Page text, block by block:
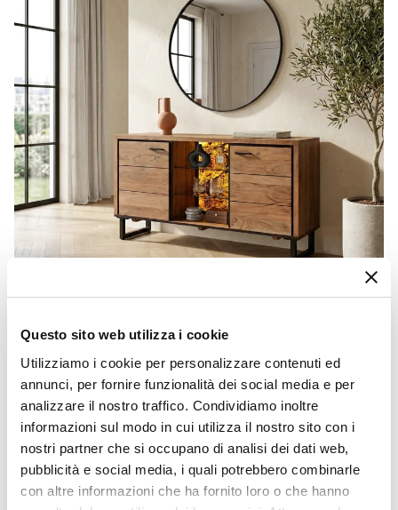
Questo sito web utilizza i cookie
Utilizziamo i cookie per personalizzare contenuti ed
annunci, per fornire funzionalità dei social media e per
analizzare il nostro traffico. Condividiamo inoltre
informazioni sul modo in cui utilizza il nostro sito con i
nostri partner che si occupano di analisi dei dati web,
pubblicità e social media, i quali potrebbero combinarle
con altre informazioni che ha fornito loro o che hanno
CODICE:FR-M4L
Madia 145x77h cm in legno di acacia con pannello in
vetro retroilluminato - Freia Stone
€ 397,00